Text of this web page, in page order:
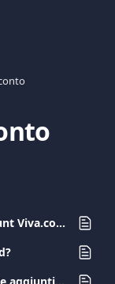
Come gestire i beneficiari nel mio account Viva.com?